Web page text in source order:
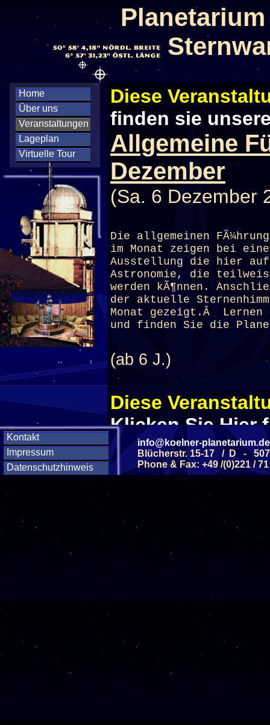
Home
Über uns
Veranstaltungen
Lageplan
Virtuelle Tour
Kontakt
Impressum
Datenschutzhinweis
Diese
finden sie
Allgemeine
Dezember
(Sa. 6 Dezember
Die allgemeinen
im Monat zeigen bei
Ausstellung die hier
Astronomie, die
werden kÃ¶nnen.
der aktuelle
Monat gezeigt.Â
und finden Sie die
(ab 6 J.)
Diese
Klicken Sie Hier
Diese
SAMSTAG
SAMSTAG
info@koelner-planetarium.de
Blücherstr. 15-17 / D -
Phone & Fax: +49 /(0)221 /